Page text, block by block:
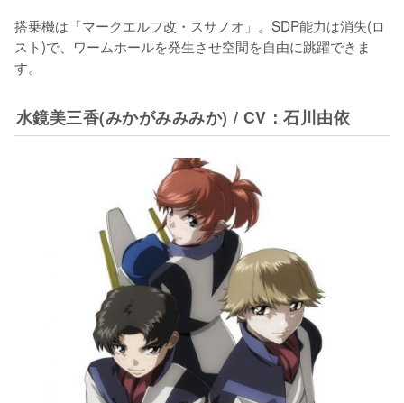
搭乗機は「マークエルフ改・スサノオ」。SDP能力は消失(ロ
スト)で、ワームホールを発生させ空間を自由に跳躍できま
す。
水鏡美三香(みかがみみみか) / CV：石川由依